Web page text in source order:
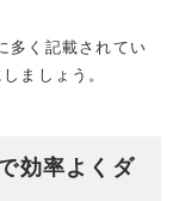
多く記載されてい
ましょう。
効率よくダ